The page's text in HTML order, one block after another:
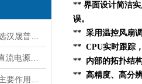
** 界面设计简洁
误。
** 采用温控风扇
** CPU实时跟踪
** 内部的拓扑结
** 高精度、高分